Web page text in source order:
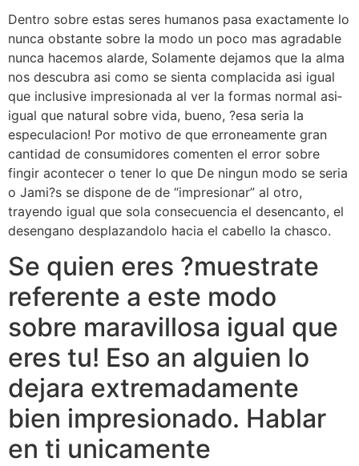
Dentro sobre estas seres humanos pasa exactamente lo
nunca obstante sobre la modo un poco mas agradable
nunca hacemos alarde, Solamente dejamos que la alma
nos descubra asi­ como se sienta complacida asi­ igual
que inclusive impresionada al ver la formas normal asi­
igual que natural sobre vida, bueno, ?esa seri­a la
especulacion! Por motivo de que erroneamente gran
cantidad de consumidores comenten el error sobre
fingir acontecer o tener lo que De ningun modo se seri­a
o Jami?s se dispone de de “impresionar” al otro,
trayendo igual que sola consecuencia el desencanto, el
desengano desplazandolo hacia el cabello la chasco.
Se quien eres ?muestrate
referente a este modo
sobre maravillosa igual que
eres tu! Eso an alguien lo
dejara extremadamente
bien impresionado. Hablar
en ti unicamente